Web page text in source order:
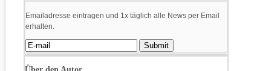
Emailadresse eintragen und 1x täglich alle News per Email
erhalten.